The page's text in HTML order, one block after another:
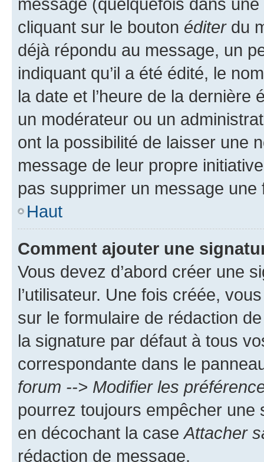
cliquant sur le bouton éditerdu
déjà répondu au message, un
indiquant qu’il a été édité, le
la date et l’heure de la dernière
un modérateur ou un
ont la possibilité de laisser une
message de leur propre
pas supprimer un message une
Haut
Comment ajouter une
Vous devez d’abord créer une
l’utilisateur. Une fois créée,
sur le formulaire de rédaction
la signature par défaut à tous
correspondante dans le
forum --> Modifier les
pourrez toujours empêcher une
en décochant la case Attacher
rédaction de message.